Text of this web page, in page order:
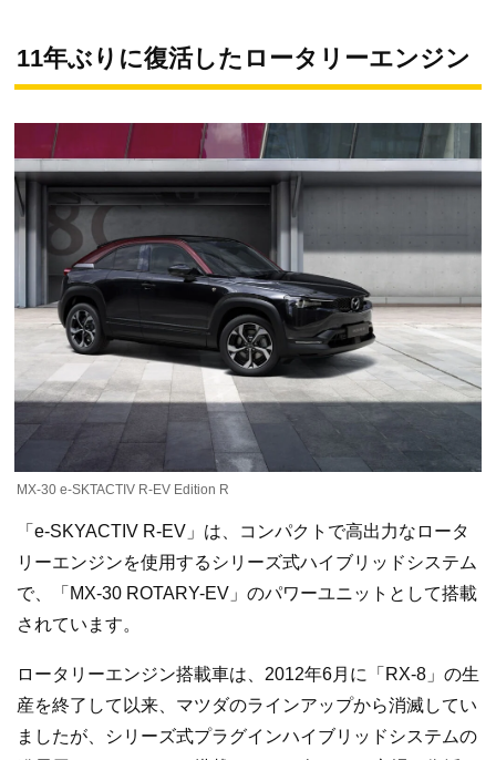
11年ぶりに復活したロータリーエンジン
MX-30 e-SKTACTIV R-EV Edition R
「e-SKYACTIV R-EV」は、コンパクトで高出力なロータ
リーエンジンを使用するシリーズ式ハイブリッドシステム
で、「MX-30 ROTARY-EV」のパワーユニットとして搭載
されています。
ロータリーエンジン搭載車は、2012年6月に「RX-8」の生
産を終了して以来、マツダのラインアップから消滅してい
ましたが、シリーズ式プラグインハイブリッドシステムの